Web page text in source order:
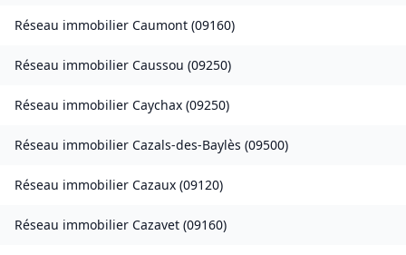
Réseau immobilier Caumont (09160)
Réseau immobilier Caussou (09250)
Réseau immobilier Caychax (09250)
Réseau immobilier Cazals-des-Baylès (09500)
Réseau immobilier Cazaux (09120)
Réseau immobilier Cazavet (09160)